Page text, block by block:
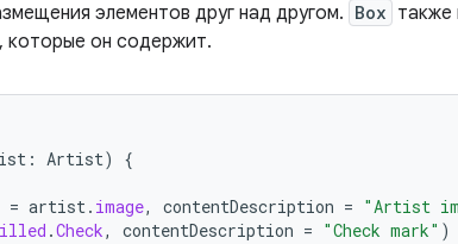
элементов друг над другом. Box также
которые он содержит.
: Artist)
{
= artist. image, contentDescription = "Artist
.Check, contentDescription = "Check mark" )